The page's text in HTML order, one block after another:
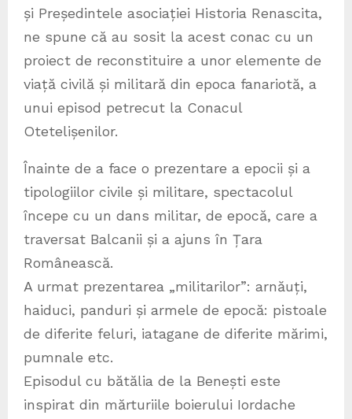
și Președintele asociației Historia Renascita,
ne spune că au sosit la acest conac cu un
proiect de reconstituire a unor elemente de
viață civilă și militară din epoca fanariotă, a
unui episod petrecut la Conacul
Otetelișenilor.
Înainte de a face o prezentare a epocii și a
tipologiilor civile și militare, spectacolul
începe cu un dans militar, de epocă, care a
traversat Balcanii și a ajuns în Țara
Românească.
A urmat prezentarea „militarilor”: arnăuți,
haiduci, panduri și armele de epocă: pistoale
de diferite feluri, iatagane de diferite mărimi,
pumnale etc.
Episodul cu bătălia de la Benești este
inspirat din mărturiile boierului Iordache